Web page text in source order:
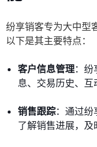
纷享销客专为大中型
以下是其主要特点：
客户信息管理：
息、交易历史、互
销售跟踪：通过
了解销售进展，及